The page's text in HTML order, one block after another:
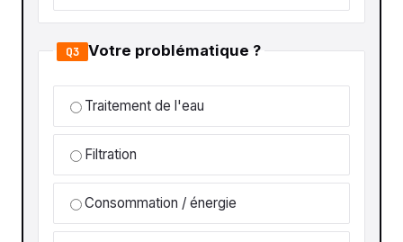
Q3 Votre problématique ?
Traitement de l'eau
Filtration
Consommation / énergie